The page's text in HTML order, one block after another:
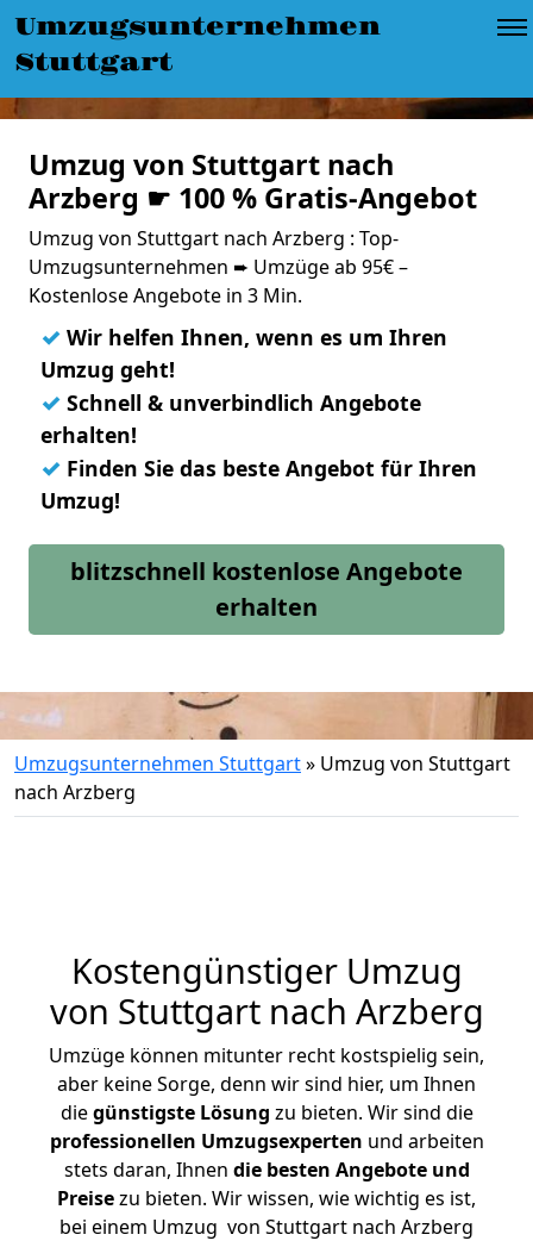
Umzugsunternehmen
Stuttgart
Umzug von Stuttgart nach
Arzberg ☛ 100 % Gratis-Angebot
Umzug von Stuttgart nach Arzberg : Top-
Umzugsunternehmen ➨ Umzüge ab 95€ –
Kostenlose Angebote in 3 Min.
✓ Wir helfen Ihnen, wenn es um Ihren
Umzug geht!
✓ Schnell & unverbindlich Angebote
erhalten!
✓ Finden Sie das beste Angebot für Ihren
Umzug!
blitzschnell kostenlose Angebote
erhalten
Umzugsunternehmen Stuttgart» Umzug von Stuttgart
nach Arzberg
Kostengünstiger Umzug
von Stuttgart nach Arzberg
Umzüge können mitunter recht kostspielig sein,
aber keine Sorge, denn wir sind hier, um Ihnen
diegünstigste Lösung zu bieten. Wir sind die
professionellen Umzugsexperten und arbeiten
stets daran, Ihnen die besten Angebote und
Preisezu bieten. Wir wissen, wie wichtig es ist,
bei einem Umzug von Stuttgart nach Arzberg